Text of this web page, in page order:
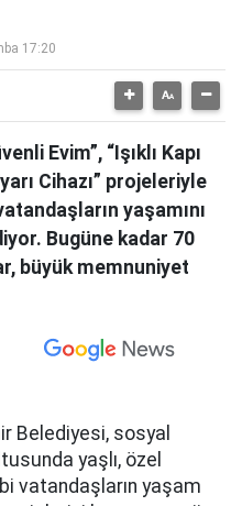
17:20
Evim”, “Işıklı Kapı
Cihazı” projeleriyle
yaşamını
Bugüne kadar 70
büyük memnuniyet
Belediyesi, sosyal
yaşlı, özel
vatandaşların yaşam